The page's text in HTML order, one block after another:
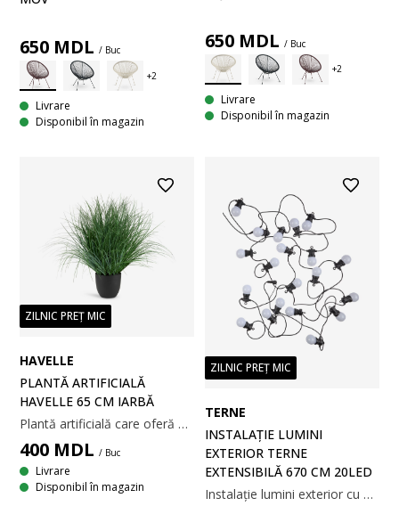
650 MDL / Buc
Livrare
Disponibil în magazin
650 MDL / Buc
Livrare
Disponibil în magazin
ZILNIC PREȚ MIC
HAVELLE
PLANTĂ ARTIFICIALĂ
HAVELLE 65 CM IARBĂ
Plantă artificială care oferă aspectul realist al ierbii verzi, fără a necesita udare sau îngrijire. Este protejată împotriva razelor UV pentru a preveni decolorarea, ceea ce o face un element decorativ de lungă durată atât pentru spațiile interioare, cât și pentru cele exterioare. Ø85 x H65 cm
400 MDL / Buc
Livrare
Disponibil în magazin
ZILNIC PREȚ MIC
TERNE
INSTALAȚIE LUMINI
EXTERIOR TERNE
EXTENSIBILĂ 670 CM 20LED
Instalație lumini exterior cu 20 de becuri LED rotunde care creează o atmosferă plăcută pentru grădina sau terasa ta. Instalația este extensibilă, poți conecta până la 3 instalații TERNE pentru a acoperi o suprafață mai mare. 670xØ5 cm